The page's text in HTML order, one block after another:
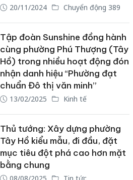
20/11/2024 Chuyển động 389
Tập đoàn Sunshine đồng hành
cùng phường Phú Thượng (Tây
Hồ) trong nhiều hoạt động đón
nhận danh hiệu “Phường đạt
chuẩn Đô thị văn minh”
13/02/2025 Kinh tế
Thủ tướng: Xây dựng phường
Tây Hồ kiểu mẫu, đi đầu, đặt
mục tiêu đột phá cao hơn mặt
bằng chung